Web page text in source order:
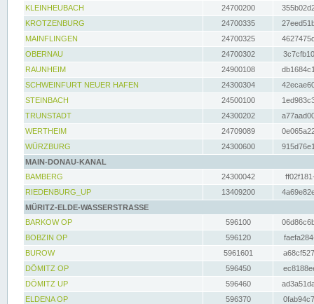
KLEINHEUBACH 24700200
KROTZENBURG
24700335
MAINFLINGEN
24700325
OBERNAU
24700302
RAUNHEIM
24900108
SCHWEINFURT NEUER HAFEN
24300304
STEINBACH
24500100
TRUNSTADT
24300202
WERTHEIM
24709089
WÜRZBURG
24300600
MAIN-DONAU-KANAL
BAMBERG
24300042
RIEDENBURG_UP
13409200
MÜRITZ-ELDE-WASSERSTRASSE
BARKOW OP
596100
BOBZIN OP
596120
BUROW
5961601
DÖMITZ OP
596450
DÖMITZ UP
596460
ELDENA OP
596370